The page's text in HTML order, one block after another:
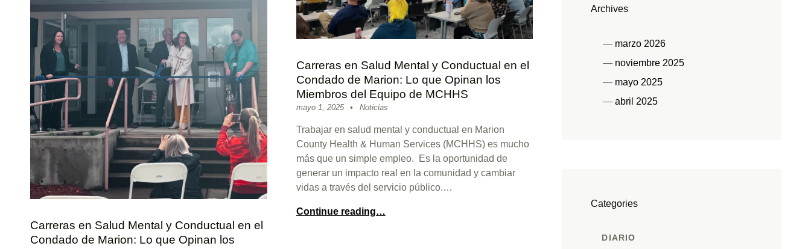
Carreras en Salud Mental y Conductual en el
Condado de Marion: Lo que Opinan los
Carreras en Salud Mental y Conductual en el
Condado de Marion: Lo que Opinan los
Miembros del Equipo de MCHHS
Posted on:
mayo 1, 2025 Written by:
sitemanager
Categorized in:
Noticias
Trabajar en salud mental y conductual en Marion
County Health & Human Services (MCHHS) es mucho
más que un simple empleo. Es la oportunidad de
generar un impacto real en la comunidad y cambiar
vidas a través del servicio público.…
Continue reading…
Archives
marzo 2026
noviembre 2025
mayo 2025
abril 2025
Categories
DIARIO